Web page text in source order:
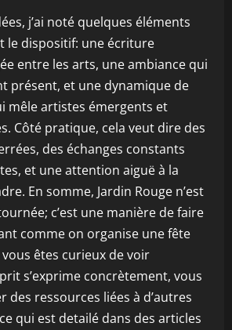
j’ai noté quelques éléments
le dispositif: une écriture
entre les arts, une ambiance qui
présent, et une dynamique de
mêle artistes émergents et
Côté pratique, cela veut dire des
des échanges constants
et une attention aiguë à la
En somme, Jardin Rouge n’est
c’est une manière de faire
comme on organise une fête
vous êtes curieux de voir
s’exprime concrètement, vous
des ressources liées à d’autres
qui est detailé dans des articles